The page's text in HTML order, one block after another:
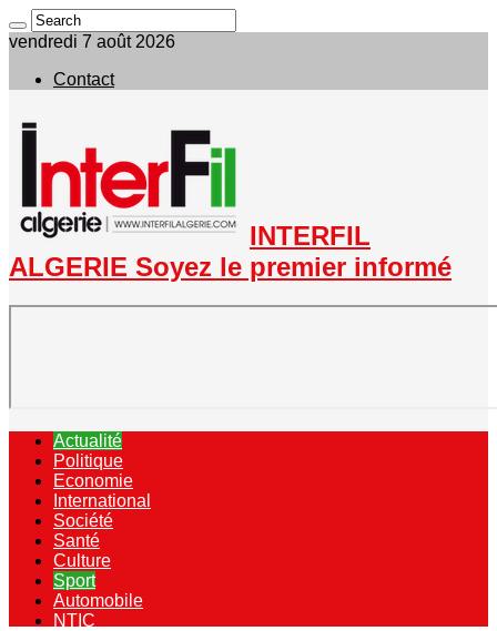
vendredi 7 août 2026
Contact
INTERFIL
ALGERIE Soyez le premier informé
Actualité
Politique
Economie
International
Société
Santé
Culture
Sport
Automobile
NTIC